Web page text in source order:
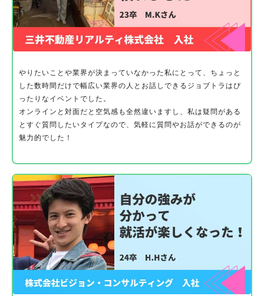
やりたいことや業界が決まっていなかった私にとって、ちょっと
した数時間だけで幅広い業界の人とお話しできるジョブトラはぴ
ったりなイベントでした。
オンラインと対面だと空気感も全然違いますし、私は疑問がある
とすぐ質問したいタイプなので、気軽に質問やお話ができるのが
魅力的でした！